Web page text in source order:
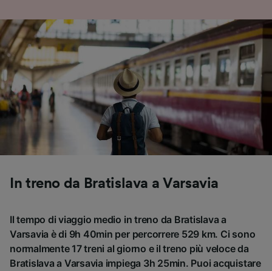
In treno da Bratislava a Varsavia
Il tempo di viaggio medio in treno da Bratislava a
Varsavia è di 9h 40min per percorrere 529 km. Ci sono
normalmente 17 treni al giorno e il treno più veloce da
Bratislava a Varsavia impiega 3h 25min. Puoi acquistare